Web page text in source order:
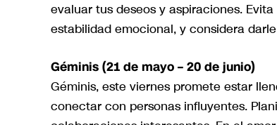
evaluar tus deseos y aspiraciones.
estabilidad emocional, y considera
Géminis (21 de mayo – 20 de junio)
Géminis, este viernes promete estar
conectar con personas influyentes.